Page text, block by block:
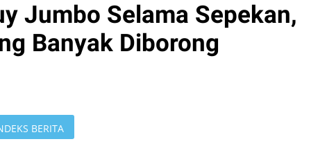
Jumbo Selama Sepekan,
Banyak Diborong
BERITA